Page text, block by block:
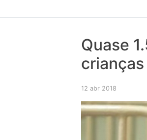
Quase
12 abr 2018